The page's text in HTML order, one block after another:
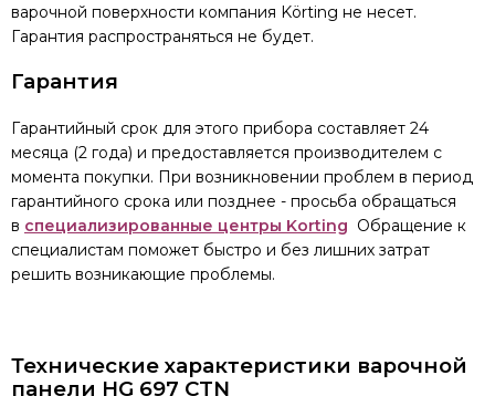
варочной поверхности компания Körting не несет.
Гарантия распространяться не будет.
Гарантия
Гарантийный срок для этого прибора составляет 24
месяца (2 года) и предоставляется производителем с
момента покупки. При возникновении проблем в период
гарантийного срока или позднее - просьба обращаться
в специализированные центры Korting Обращение к
специалистам поможет быстро и без лишних затрат
решить возникающие проблемы.
Технические характеристики варочной
панели HG 697 CTN